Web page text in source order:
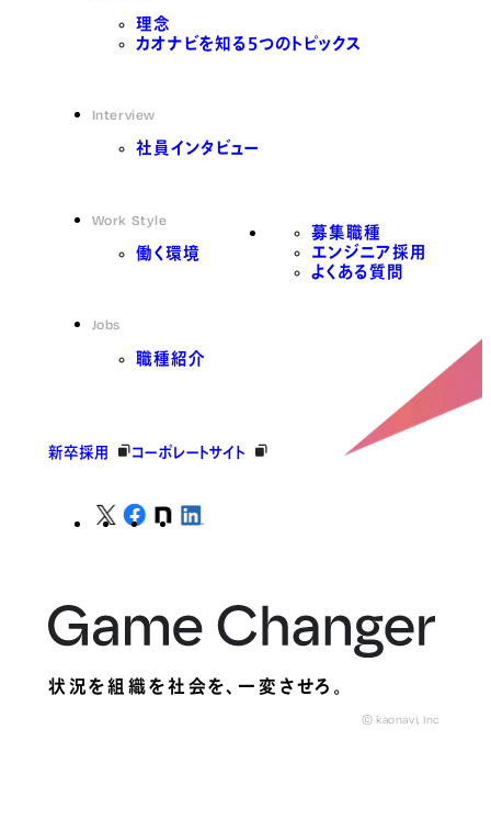
理念
カオナビを知る5つのトピックス
Interview
社員インタビュー
Work Style
働く環境
Jobs
職種紹介
募集職種
エンジニア採用
よくある質問
新卒採用 コーポレートサイト
状況を組織を社会を、一変させろ。
© kaonavi, Inc